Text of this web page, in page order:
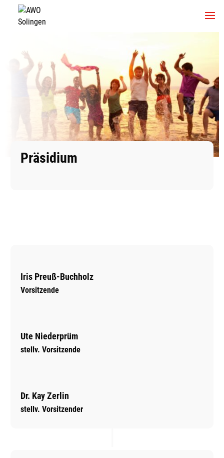
Präsidium
Iris Preuß-Buchholz
Vorsitzende
Ute Niederprüm
stellv. Vorsitzende
Dr. Kay Zerlin
stellv. Vorsitzender